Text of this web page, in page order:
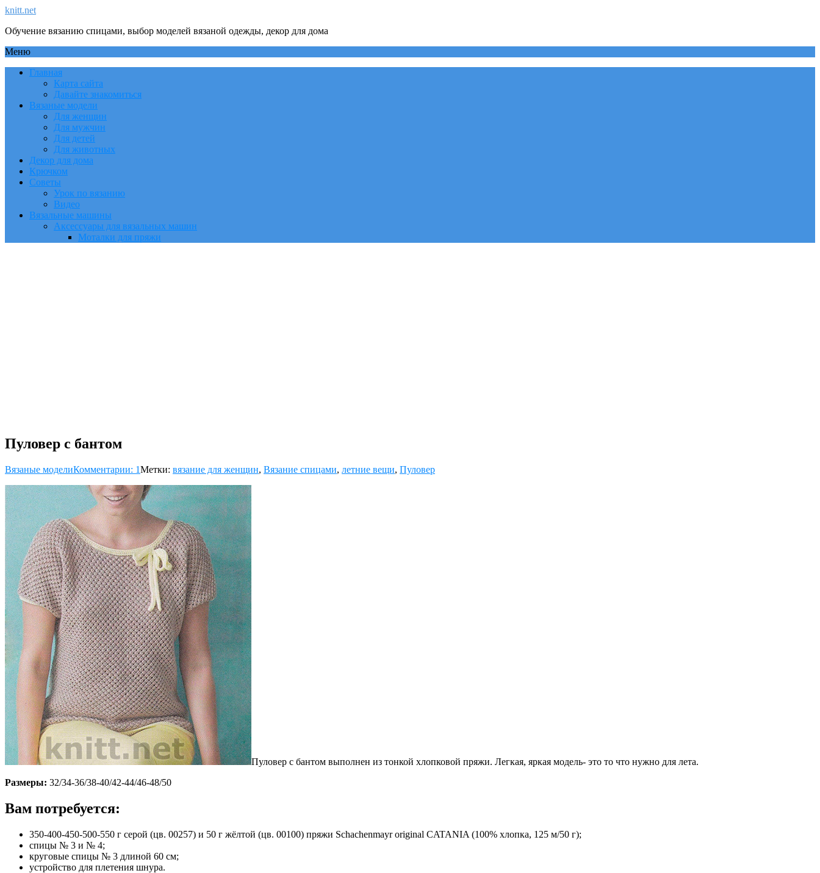
knitt.net
Обучение вязанию спицами, выбор моделей вязаной одежды, декор для дома
Меню
Главная
Карта сайта
Давайте знакомиться
Вязаные модели
Для женщин
Для мужчин
Для детей
Для животных
Декор для дома
Крючком
Советы
Урок по вязанию
Видео
Вязальные машины
Аксессуары для вязальных машин
Моталки для пряжи
Пуловер с бантом
Вязаные моделиКомментарии: 1Метки: вязание для женщин, Вязание спицами, летние вещи, Пуловер
Пуловер с бантом выполнен из тонкой хлопковой пряжи. Легкая, яркая модель- это то что нужно для лета.
Размеры: 32/34-36/38-40/42-44/46-48/50
Вам потребуется:
350-400-450-500-550 г серой (цв. 00257) и 50 г жёлтой (цв. 00100) пряжи Schachenmayr original CATANIA (100% хлопка, 125 м/50 г);
спицы № 3 и № 4;
круговые спицы № 3 длиной 60 см;
устройство для плетения шнура.